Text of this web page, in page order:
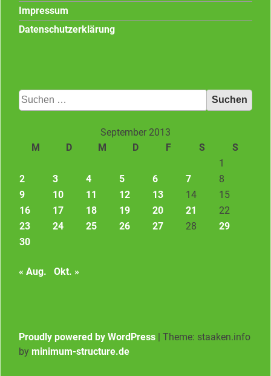
Impressum
Datenschutzerklärung
Suchen
nach:
September 2013
M
D M D F S
S
1
2
3 4 5 6 7
8
9
10 11 12 13 14
15
16
17 18 19 20 21
22
23
24 25 26 27 28
29
30
« Aug. Okt. »
Proudly powered by WordPress | Theme: staaken.info
by minimum-structure.de